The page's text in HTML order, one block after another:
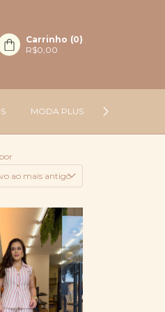
Carrinho (0)
R$0,00
MODA PLUS ACESSÓRIOS